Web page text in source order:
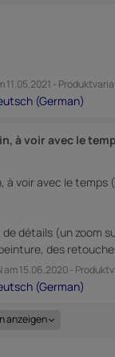
11.05.2021 -
à voir avec le
à voir avec le
détails (un zoom
des
am15.06.2020-
anzeigen